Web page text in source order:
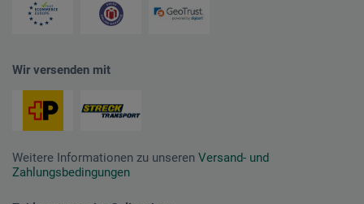
Wir versenden mit
Weitere Informationen zu unseren Versand- und
Zahlungsbedingungen